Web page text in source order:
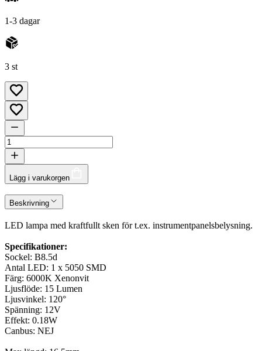
1-3 dagar
3 st
Lägg i varukorgen
Beskrivning
LED lampa med kraftfullt sken för t.ex. instrumentpanelsbelysning.
Specifikationer:
Sockel: B8.5d
Antal LED: 1 x 5050 SMD
Färg: 6000K Xenonvit
Ljusflöde: 15 Lumen
Ljusvinkel: 120°
Spänning: 12V
Effekt: 0.18W
Canbus: NEJ